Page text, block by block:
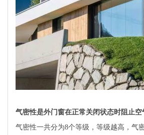
气密性是外门窗在正常关闭状态时阻止空
气密性一共分为8个等级，等级越高，气